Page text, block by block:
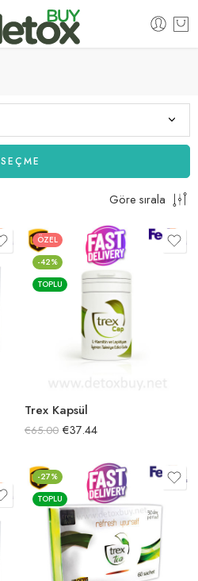
SEÇME
Göre sırala
ÖZEL
-42%
TOPLU
Trex Kapsül
€65.00 €37.44
-27%
TOPLU